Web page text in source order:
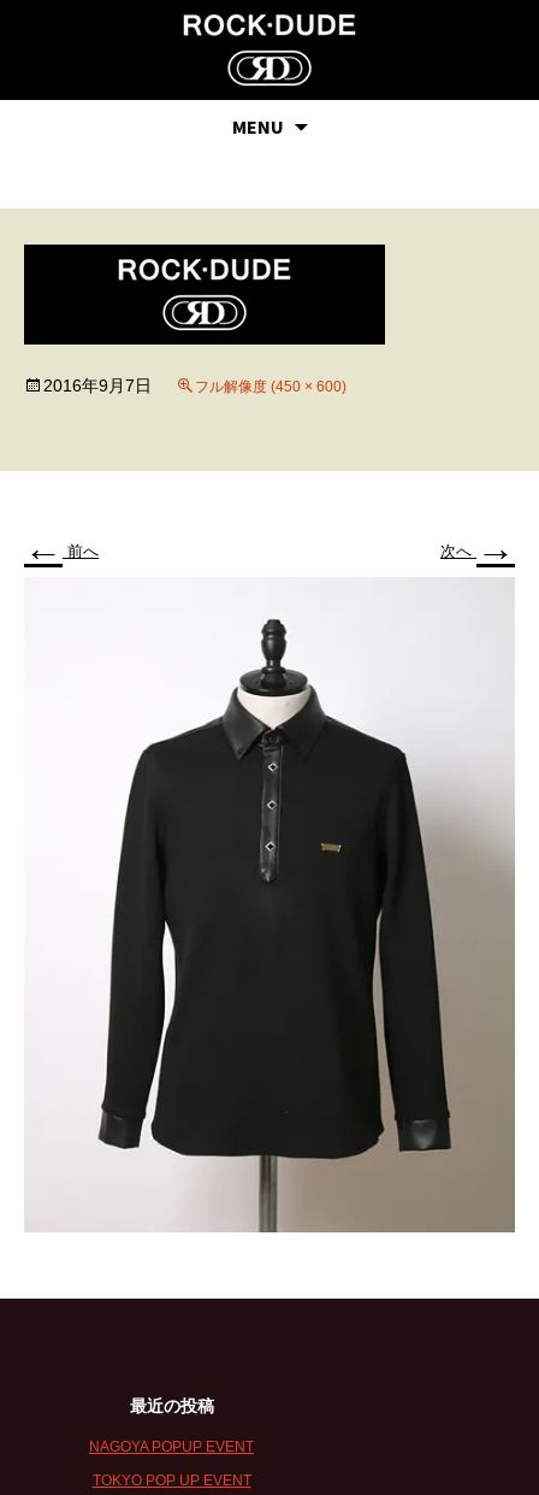
MENU
2016年9月7日 フル解像度 (450 × 600)
← 前へ 次へ →
最近の投稿
NAGOYA POPUP EVENT
TOKYO POP UP EVENT